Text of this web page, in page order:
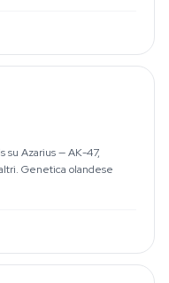
su Azarius — AK-47,
Genetica olandese